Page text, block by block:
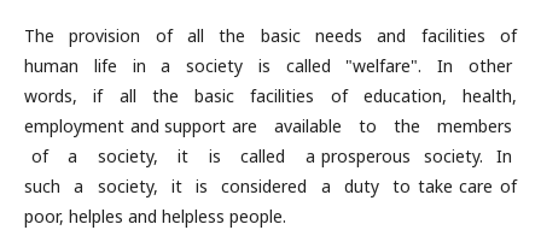
The provision of all the basic needs and facilities of
human life in a society is called "welfare". In other
words, if all the basic facilities of education, health,
employment and support are available to the members
of a society, it is called a prosperous society. In
such a society, it is considered a duty to take care of
poor, helples and helpless people.